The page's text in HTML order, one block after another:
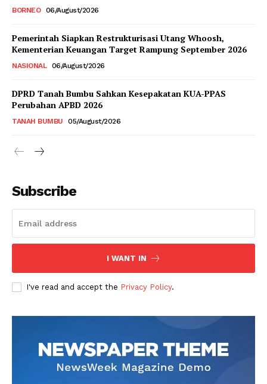
BORNEO 06/August/2026
Pemerintah Siapkan Restrukturisasi Utang Whoosh,
Kementerian Keuangan Target Rampung September 2026
NASIONAL 06/August/2026
DPRD Tanah Bumbu Sahkan Kesepakatan KUA-PPAS
Perubahan APBD 2026
TANAH BUMBU 05/August/2026
Subscribe
I WANT IN
I've read and accept the Privacy Policy.